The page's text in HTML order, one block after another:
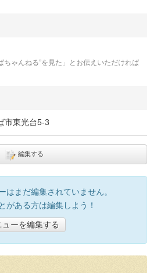
ちゃんねる”を見た」とお伝えいただければ
市東光台5-3
編集する
はまだ編集されていません。
がある方は編集しよう！
ューを編集する